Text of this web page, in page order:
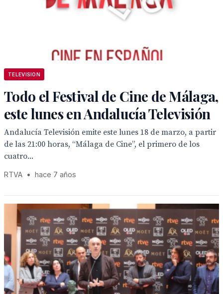
TELEVISION
Todo el Festival de Cine de Málaga,
este lunes en Andalucía Televisión
Andalucía Televisión emite este lunes 18 de marzo, a partir
de las 21:00 horas, “Málaga de Cine”, el primero de los
cuatro...
RTVA • hace 7 años